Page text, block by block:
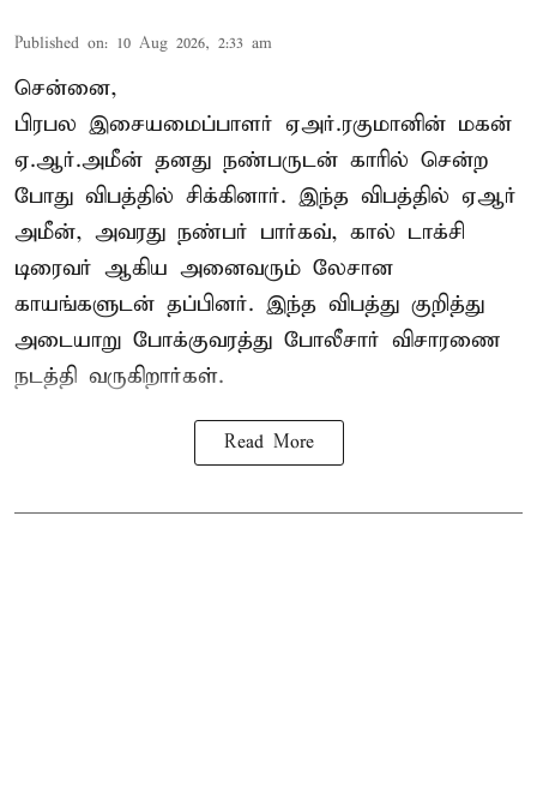
Published on: 10 Aug 2026, 2:33 am
சென்னை,
பிரபல இசையமைப்பாளர் ஏஅர்.ரகுமானின் மகன்
ஏ.ஆர்.அமீன் தனது நண்பருடன் காரில் சென்ற
போது விபத்தில் சிக்கினார். இந்த விபத்தில் ஏஆர்
அமீன், அவரது நண்பர் பார்கவ், கால் டாக்சி
டிரைவர் ஆகிய அனைவரும் லேசான
காயங்களுடன் தப்பினர். இந்த விபத்து குறித்து
அடையாறு போக்குவரத்து போலீசார் விசாரணை
நடத்தி வருகிறார்கள்.
Read More